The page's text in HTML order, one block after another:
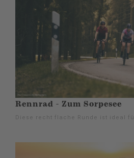
Rennrad - Zum Sorpesee
Diese recht flache Runde ist ideal